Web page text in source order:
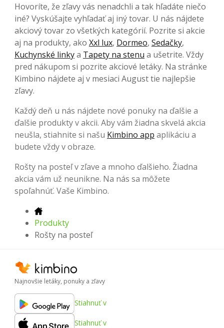
Hovoríte, že zľavy vás nenadchli a tak hľadáte niečo
iné? Vyskúšajte vyhľadať aj iný tovar. U nás nájdete
akciový tovar zo všetkých kategórií. Pozrite si akcie
aj na produkty, ako Xxl lux, Dormeo, Sedačky,
Kuchynské linkya Tapety na stenu a ušetrite. Vždy
pred nákupom si pozrite akciové letáky. Na stránke
Kimbino nájdete aj v mesiaci August tie najlepšie
zľavy.
Každý deň u nás nájdete nové ponuky na ďalšie a
ďalšie produkty v akcii. Aby vám žiadna skvelá akcia
neušla, stiahnite si našu Kimbino app aplikáciu a
budete vždy v obraze.
Rošty na posteľ v zľave a mnoho ďalšieho. Žiadna
akcia vám už neunikne. Na nás sa môžete
spoľahnúť. Vaše Kimbino.
Produkty
Rošty na posteľ
Najnovšie letáky, ponuky a zľavy
Stiahnuť v
Stiahnuť v